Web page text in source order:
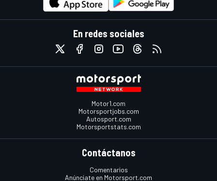
En redes sociales
Motor1.com
Motorsportjobs.com
Autosport.com
Motorsportstats.com
Contáctanos
Comentarios
Anúnciate en Motorsport.com